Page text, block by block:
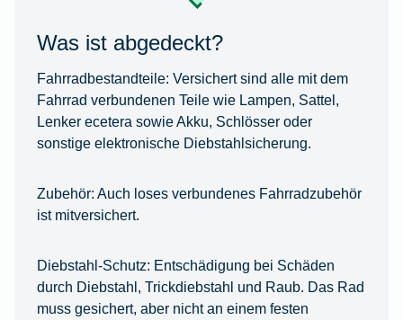
Was ist abgedeckt?
Fahrradbestandteile: Versichert sind alle mit dem
Fahrrad verbundenen Teile wie Lampen, Sattel,
Lenker ecetera sowie Akku, Schlösser oder
sonstige elektronische Diebstahlsicherung.
Zubehör: Auch loses verbundenes Fahrradzubehör
ist mitversichert.
Diebstahl-Schutz: Entschädigung bei Schäden
durch Diebstahl, Trickdiebstahl und Raub. Das Rad
muss gesichert, aber nicht an einem festen